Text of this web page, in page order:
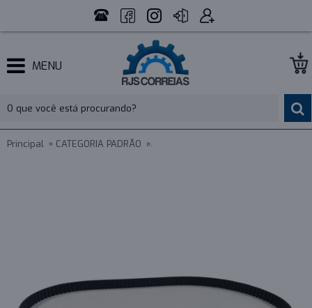
MENU
Principal CATEGORIA PADRÃO